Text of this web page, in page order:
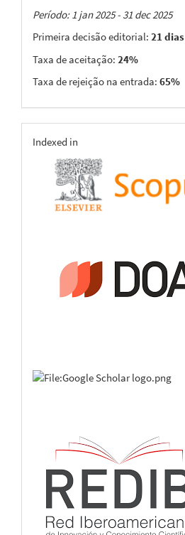
Taxas
Período: 1 jan 2025 - 31 dec 2025
Primeira decisão editorial: 21 dias
Taxa de aceitação: 24%
Taxa de rejeição na entrada: 65%
indexing
Indexed in